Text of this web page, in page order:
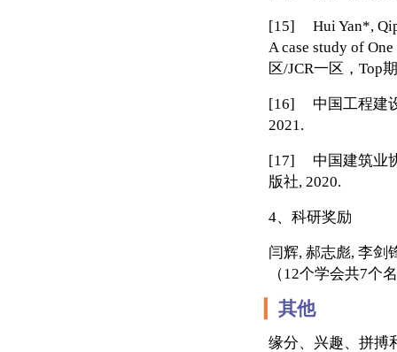
[15] Hui Yan*,
A case study of
区/JCR一区， Top
[16]
中国工程建
2021.
[17]
中国建筑业
版社, 2020.
4、科研奖励
闫辉, 郝志彪, 李剑
（12个学会共7个
其他
缘分、兴趣、拼搏